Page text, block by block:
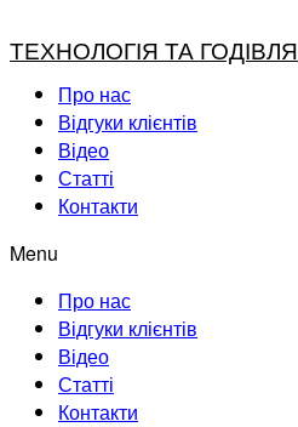
ТЕХНОЛОГІЯ ТА ГОДІВЛЯ
Про нас
Відгуки клієнтів
Відео
Статті
Контакти
Menu
Про нас
Відгуки клієнтів
Відео
Статті
Контакти